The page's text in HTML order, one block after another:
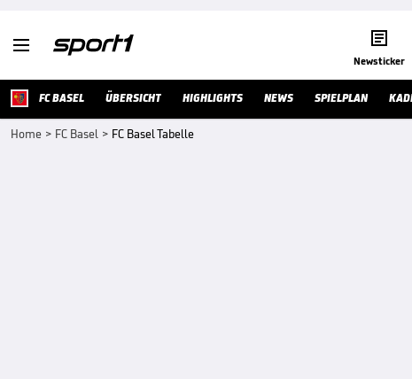
 
Newsticker
FC BASEL ÜBERSICHT HIGHLIGHTS NEWS SPIELPLAN
Home > FC Basel > FC Basel Tabelle